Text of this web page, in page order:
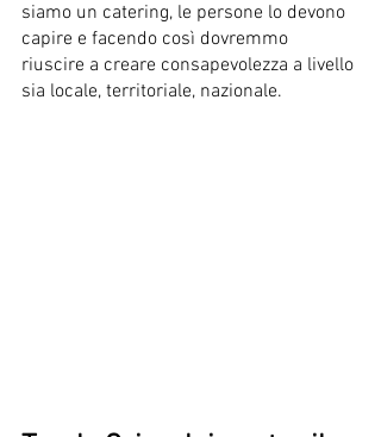
siamo un catering, le persone lo devono
capire e facendo così dovremmo
riuscire a creare consapevolezza a livello
sia locale, territoriale, nazionale.